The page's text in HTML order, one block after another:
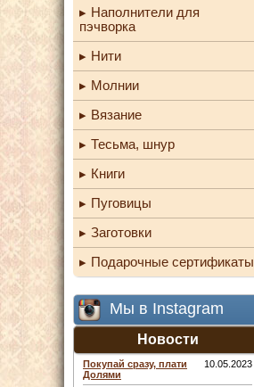
Наполнители для
пэчворка
Нити
Молнии
Вязание
Тесьма, шнур
Книги
Пуговицы
Заготовки
Подарочные сертификаты
Мы в Instagram
Новости
Покупай сразу, плати
Долями
10.05.2023